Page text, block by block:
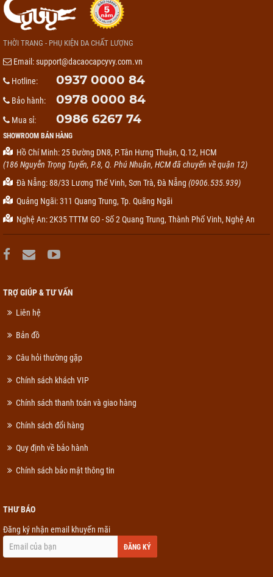
THỜI TRANG - PHỤ KIỆN DA CHẤT LƯỢNG
Email:support@dacaocapcyvy.com.vn
Hotline:
0937 0000 84
Bảo hành: 0978 0000 84
Mua sỉ: 0986 6267 74
SHOWROOM BÁN HÀNG
Hồ Chí Minh: 25 Đường DN8, P.Tân Hưng Thuận, Q.12, HCM
(186 Nguyễn Trọng Tuyển, P.8, Q. Phú Nhuận, HCM đã chuyển về quận 12)
Đà Nẵng: 88/33 Lương Thế Vinh, Sơn Trà, Đà Nẵng (0906.535.939)
Quảng Ngãi: 311 Quang Trung, Tp. Quãng Ngãi
Nghệ An: 2K35 TTTM GO - Số 2 Quang Trung, Thành Phố Vinh, Nghệ An
TRỢ GIÚP & TƯ VẤN
Liên hệ
Bản đồ
Câu hỏi thường gặp
Chính sách khách VIP
Chính sách thanh toán và giao hàng
Chính sách đổi hàng
Quy định về bảo hành
Chính sách bảo mật thông tin
THƯ BÁO
Đăng ký nhận email khuyến mãi
ĐĂNG KÝ